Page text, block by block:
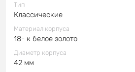
Тип
Классические
Материал корпуса
18- к белое золото
Диаметр корпуса
42 мм